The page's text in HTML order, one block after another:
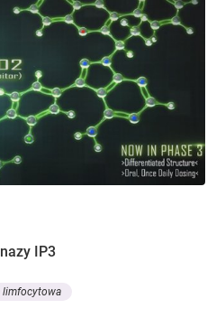
IP3
limfocytowa